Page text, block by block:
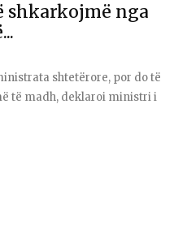
shkarkojmë nga
shtetërore, por do të
të madh, deklaroi ministri i